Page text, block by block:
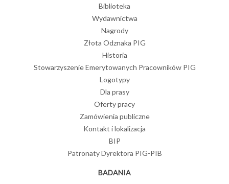
Biblioteka
Wydawnictwa
Nagrody
Złota Odznaka PIG
Historia
Stowarzyszenie Emerytowanych Pracowników PIG
Logotypy
Dla prasy
Oferty pracy
Zamówienia publiczne
Kontakt i lokalizacja
BIP
Patronaty Dyrektora PIG-PIB
BADANIA